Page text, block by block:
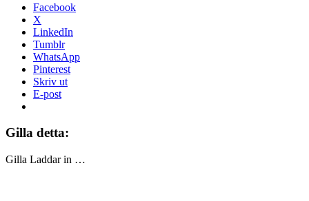
Facebook
X
LinkedIn
Tumblr
WhatsApp
Pinterest
Skriv ut
E-post
Gilla detta:
Gilla Laddar in …